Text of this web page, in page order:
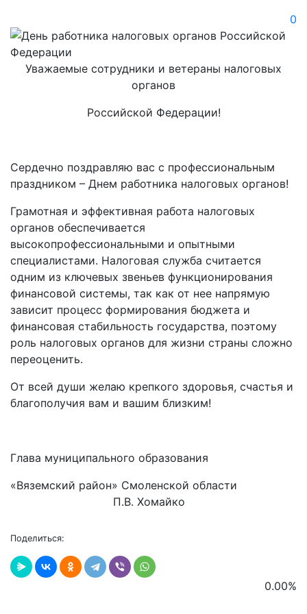
0
Уважаемые сотрудники и ветераны налоговых
органов
Российской Федерации!
Сердечно поздравляю вас с профессиональным
праздником – Днем работника налоговых органов!
Грамотная и эффективная работа налоговых
органов обеспечивается
высокопрофессиональными и опытными
специалистами. Налоговая служба считается
одним из ключевых звеньев функционирования
финансовой системы, так как от нее напрямую
зависит процесс формирования бюджета и
финансовая стабильность государства, поэтому
роль налоговых органов для жизни страны сложно
переоценить.
От всей души желаю крепкого здоровья, счастья и
благополучия вам и вашим близким!
Глава муниципального образования
«Вяземский район» Смоленской области
П.В. Хомайко
Поделиться:
0.00%